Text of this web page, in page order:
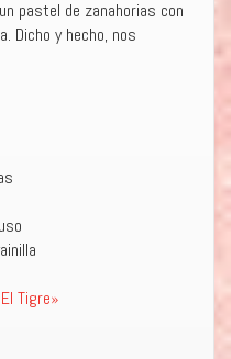
pastel de zanahorias con
Dicho y hecho, nos
Tigre»